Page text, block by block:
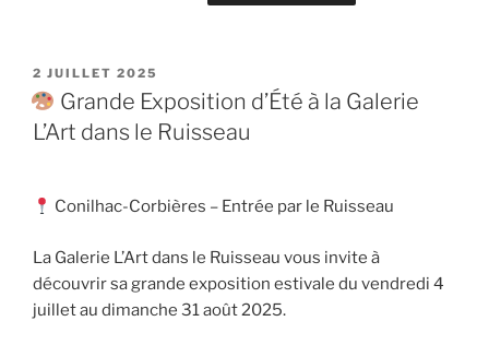
PUBLIÉ
LE
2 JUILLET 2025
Grande Exposition d’Été à la Galerie
L’Art dans le Ruisseau
Conilhac-Corbières – Entrée par le Ruisseau
La Galerie L’Art dans le Ruisseau vous invite à
découvrir sa grande exposition estivale du vendredi 4
juillet au dimanche 31 août 2025.